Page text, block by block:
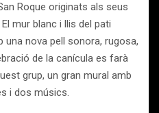
Roque originats als seus
mur blanc i llis del pati
una nova pell sonora, rugosa,
de la canícula es farà
grup, un gran mural amb
i dos músics.